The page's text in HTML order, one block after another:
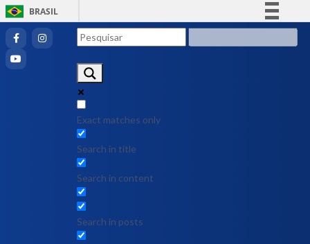
BRASIL
Exact matches only
Search in title
Search in content
Search in posts